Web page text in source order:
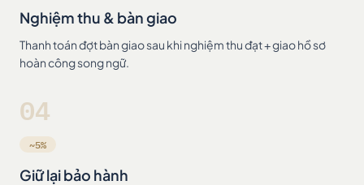
Nghiệm thu & bàn giao
Thanh toán đợt bàn giao sau khi nghiệm thu đạt + giao hồ sơ
hoàn công song ngữ.
04
~5%
Giữ lại bảo hành